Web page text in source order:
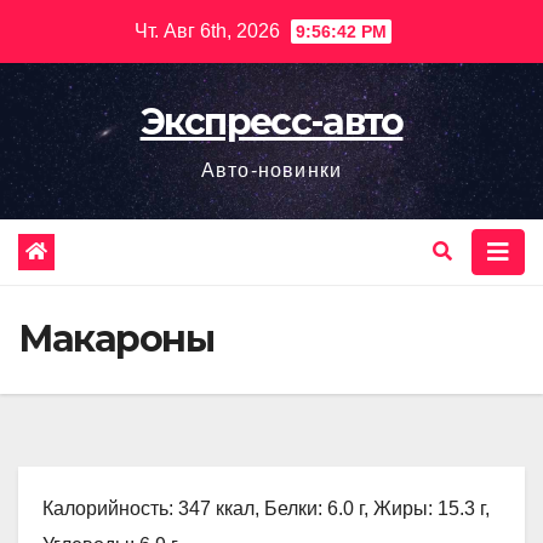
содержимому
Чт. Авг 6th, 2026 9:56:43 PM
Экспресс-авто
Авто-новинки
Макароны
Калорийность: 347 ккал, Белки: 6.0 г, Жиры: 15.3 г,